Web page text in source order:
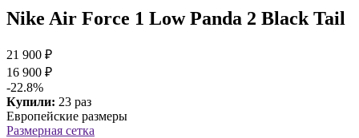
Nike Air Force 1 Low Panda 2 Black Tail
21 900 ₽
16 900 ₽
-22.8%
Купили: 23 раз
Европейские размеры
Размерная сетка